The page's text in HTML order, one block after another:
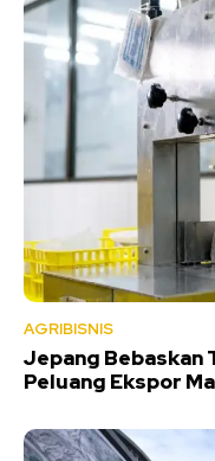
AGRIBISNIS
Jepang Bebaskan
Peluang Ekspor